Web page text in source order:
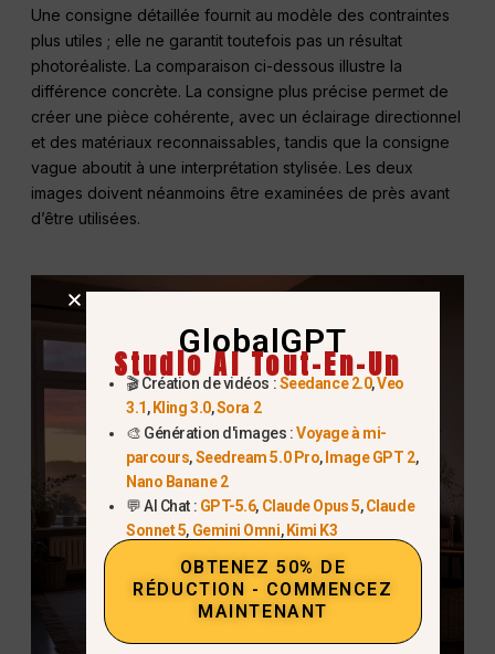
Une consigne détaillée fournit au modèle des contraintes
plus utiles ; elle ne garantit toutefois pas un résultat
photoréaliste. La comparaison ci-dessous illustre la
différence concrète. La consigne plus précise permet de
créer une pièce cohérente, avec un éclairage directionnel
et des matériaux reconnaissables, tandis que la consigne
vague aboutit à une interprétation stylisée. Les deux
images doivent néanmoins être examinées de près avant
d’être utilisées.
GlobalGPT
Studio AI Tout-En-Un
🎬 Création de vidéos :Seedance 2.0,Veo
3.1, Kling 3.0,Sora 2
🎨 Génération d'images :Voyage à mi-
parcours,Seedream 5.0 Pro, Image GPT 2,
Nano Banane 2
💬 AI Chat : GPT-5.6, Claude Opus 5,Claude
Sonnet 5, Gemini Omni, Kimi K3
OBTENEZ 50% DE
RÉDUCTION - COMMENCEZ
MAINTENANT